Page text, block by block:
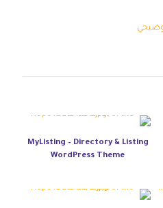
MyListing – Directory & Listing
WordPress Theme